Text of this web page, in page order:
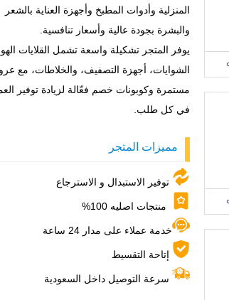
المنزلية وأدوات المطبخ وأجهزة العناية بالشعر
والبشرة بجودة عالية وأسعار تنافسية.
يوفر المتجر تشكيلة واسعة تشمل القلايات
الشوايات، أجهزة التصفيف، والخلاطات، مع
مستمرة وكوبونات خصم فعّالة لزيادة توفير
في كل طلب.
مميزات المتجر
توفير الاستبدال و الاسترجاع
منتجات اصليه 100%
خدمة عملاء على مدار 24 ساعة
إتاحة التقسيط
سرعة التوصيل داخل السعودية